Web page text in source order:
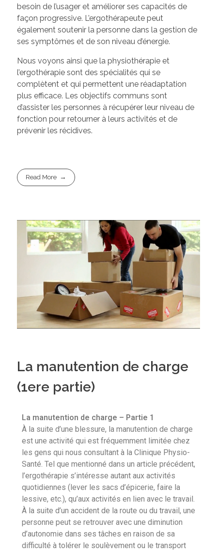
besoin de l’usager et améliorer ses capacités de
façon progressive. L’ergothérapeute peut
également soutenir la personne dans la gestion de
ses symptômes et de son niveau d’énergie.
Nous voyons ainsi que la physiothérapie et
l’ergothérapie sont des spécialités qui se
complètent et qui permettent une réadaptation
plus efficace. Les objectifs communs sont
d’assister les personnes à récupérer leur niveau de
fonction pour retourner à leurs activités et de
prévenir les récidives.
Read More
La manutention de charge
(1ere partie)
La manutention de charge – Partie 1
À la suite d’une blessure, la manutention de charge
est une activité qui est fréquemment limitée chez
les gens qui nous consultant à la Clinique Physio-
Santé. Tel que mentionné dans un article précédent,
l’ergothérapie s’intéresse autant aux activités
quotidiennes (lever les sacs d’épicerie, faire la
lessive, etc.), qu’aux activités en lien avec le travail.
À la suite d’un accident de la route ou du travail, une
personne peut se retrouver avec une diminution
d’autonomie dans ses tâches en raison de sa
difficulté à tolérer le soulèvement ou le transport